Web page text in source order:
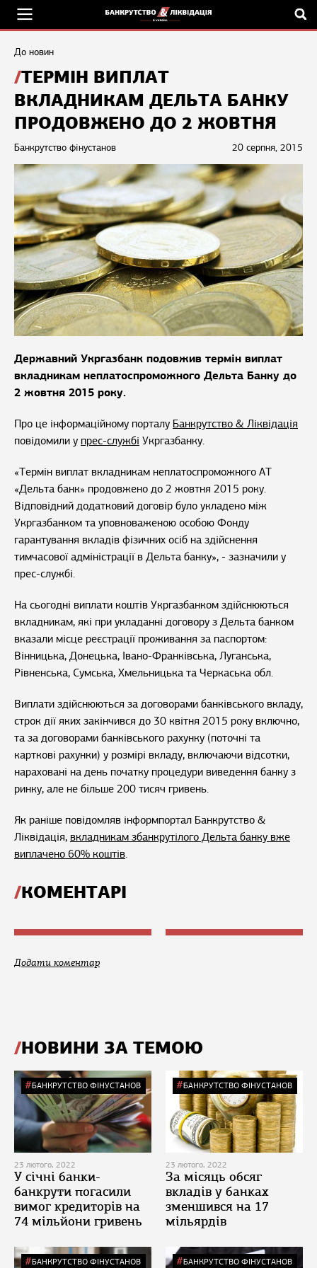
До новин
ТЕРМІН ВИПЛАТ
ВКЛАДНИКАМ ДЕЛЬТА БАНКУ
ПРОДОВЖЕНО ДО 2 ЖОВТНЯ
20 серпня, 2015
Банкрутство фінустанов
Державний Укргазбанк подовжив термін виплат
вкладникам неплатоспроможного Дельта Банку до
2 жовтня 2015 року.
Про це інформаційному порталу Банкрутство & Ліквідація
повідомили у прес-службі Укргазбанку.
«Термін виплат вкладникам неплатоспроможного АТ
«Дельта банк» продовжено до 2 жовтня 2015 року.
Відповідний додатковий договір було укладено між
Укргазбанком та уповноваженою особою Фонду
гарантування вкладів фізичних осіб на здійснення
тимчасової адміністрації в Дельта банку», - зазначили у
прес-службі.
На сьогодні виплати коштів Укргазбанком здійснюються
вкладникам, які при укладанні договору з Дельта банком
вказали місце реєстрації проживання за паспортом:
Вінницька, Донецька, Івано-Франківська, Луганська,
Рівненська, Сумська, Хмельницька та Черкаська обл.
Виплати здійснюються за договорами банківського вкладу,
строк дії яких закінчився до 30 квітня 2015 року включно,
та за договорами банківського рахунку (поточні та
карткові рахунки) у розмірі вкладу, включаючи відсотки,
нараховані на день початку процедури виведення банку з
ринку, але не більше 200 тисяч гривень.
Як раніше повідомляв інформпортал Банкрутство &
Ліквідація, вкладникам збанкрутілого Дельта банку вже
виплачено 60% коштів.
КОМЕНТАРІ
Додати коментар
НОВИНИ ЗА ТЕМОЮ
БАНКРУТСТВО ФІНУСТАНОВ
23 лютого, 2022
У січні банки-
банкрути погасили
вимог кредиторів на
74 мільйони гривень
БАНКРУТСТВО ФІНУСТАНОВ
23 лютого, 2022
За місяць обсяг
вкладів у банках
зменшився на 17
мільярдів
БАНКРУТСТВО ФІНУСТАНОВ БАНКРУТСТВО ФІНУСТАНОВ